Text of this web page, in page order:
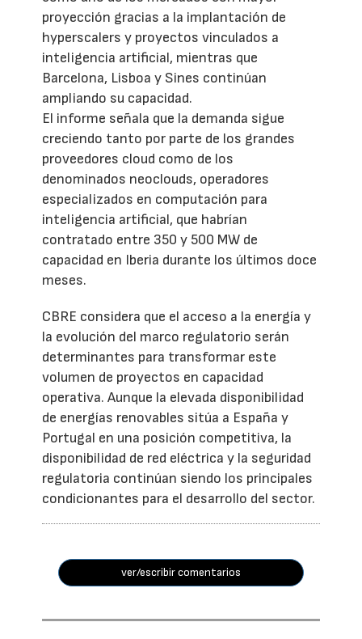
proyección gracias a la implantación de
hyperscalers y proyectos vinculados a
inteligencia artificial, mientras que
Barcelona, Lisboa y Sines continúan
ampliando su capacidad.
El informe señala que la demanda sigue
creciendo tanto por parte de los grandes
proveedores cloud como de los
denominados neoclouds, operadores
especializados en computación para
inteligencia artificial, que habrían
contratado entre 350 y 500 MW de
capacidad en Iberia durante los últimos doce
meses.
CBRE considera que el acceso a la energía y
la evolución del marco regulatorio serán
determinantes para transformar este
volumen de proyectos en capacidad
operativa. Aunque la elevada disponibilidad
de energías renovables sitúa a España y
Portugal en una posición competitiva, la
disponibilidad de red eléctrica y la seguridad
regulatoria continúan siendo los principales
condicionantes para el desarrollo del sector.
ver/escribir comentarios